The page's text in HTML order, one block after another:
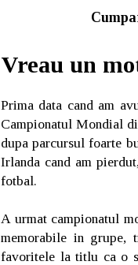
Vreau un
Prima data cand am
Campionatul Mondial
dupa parcursul foarte
Irlanda cand am
fotbal.
A urmat campionatul
memorabile in grupe,
favoritele la titlu ca o